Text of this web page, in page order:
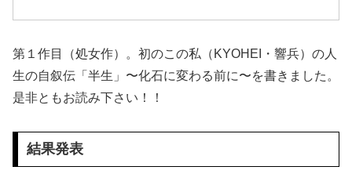
第１作目（処女作）。初のこの私（KYOHEI・響兵）の人
生の自叙伝「半生」〜化石に変わる前に〜を書きました。
是非ともお読み下さい！！
結果発表